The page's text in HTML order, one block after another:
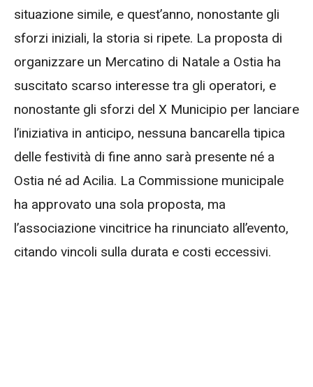
situazione simile, e quest’anno, nonostante gli
sforzi iniziali, la storia si ripete. La proposta di
organizzare un Mercatino di Natale a Ostia ha
suscitato scarso interesse tra gli operatori, e
nonostante gli sforzi del X Municipio per lanciare
l’iniziativa in anticipo, nessuna bancarella tipica
delle festività di fine anno sarà presente né a
Ostia né ad Acilia. La Commissione municipale
ha approvato una sola proposta, ma
l’associazione vincitrice ha rinunciato all’evento,
citando vincoli sulla durata e costi eccessivi.